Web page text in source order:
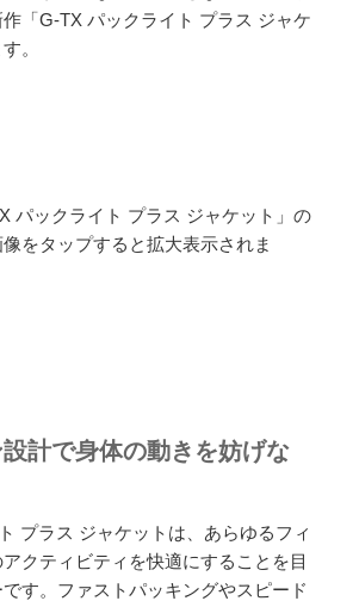
「G-TX パックライト プラス ジャケ
。
パックライト プラス ジャケット」の
をタップすると拡大表示されま
計で身体の動きを妨げな
プラス ジャケットは、あらゆるフィ
クティビティを快適にすることを目
す。ファストパッキングやスピード